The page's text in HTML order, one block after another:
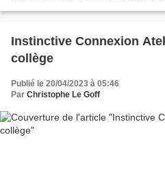
Instinctive Connexion
collège
Publié le 20/04/2023 à 05:46
Par Christophe Le Goff